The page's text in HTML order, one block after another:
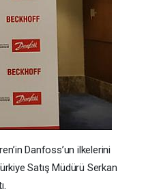
Danfoss’un ilkelerini
Satış Müdürü Serkan